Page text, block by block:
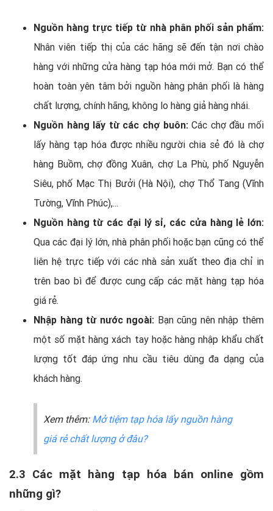
Nguồn hàng trực tiếp từ nhà phân phối sản phẩm:
Nhân viên tiếp thị của các hãng sẽ đến tận nơi chào
hàng với những cửa hàng tạp hóa mới mở. Bạn có thể
hoàn toàn yên tâm bởi nguồn hàng phân phối là hàng
chất lượng, chính hãng, không lo hàng giả hàng nhái.
Nguồn hàng lấy từ các chợ buôn:Các chợ đầu mối
lấy hàng tạp hóa được nhiều người chia sẻ đó là chợ
hàng Buồm, chợ đồng Xuân, chợ La Phù, phố Nguyễn
Siêu, phố Mạc Thị Bưởi (Hà Nội), chợ Thổ Tang (Vĩnh
Tường, Vĩnh Phúc),...
Nguồn hàng từ các đại lý sỉ, các cửa hàng lẻ lớn:
Qua các đại lý lớn, nhà phân phối hoặc bạn cũng có thể
liên hệ trực tiếp với các nhà sản xuất theo địa chỉ in
trên bao bì để được cung cấp các mặt hàng tạp hóa
giá rẻ.
Nhập hàng từ nước ngoài: Bạn cũng nên nhập thêm
một số mặt hàng xách tay hoặc hàng nhập khẩu chất
lượng tốt đáp ứng nhu cầu tiêu dùng đa dạng của
khách hàng.
Xem thêm: Mở tiệm tạp hóa lấy nguồn hàng
giá rẻ chất lượng ở đâu?
2.3 Các mặt hàng tạp hóa bán online gồm
những gì?